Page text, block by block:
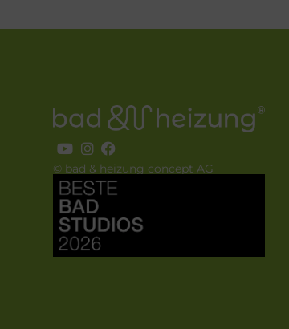
© bad & heizung concept AG
Bild